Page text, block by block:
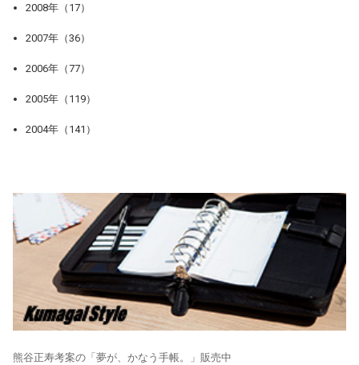
2008年（17）
2007年（36）
2006年（77）
2005年（119）
2004年（141）
熊谷正寿考案の「夢が、かなう手帳。」販売中